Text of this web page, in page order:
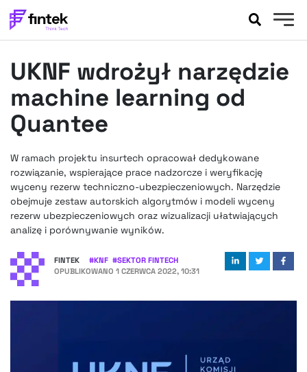
BANKOWOŚĆ
FELIETONY
WYWIADY
PODCASTY
FINTEKEXTRA
OKIEM EKSPERTA
UKNF wdrożył narzędzie
machine learning od
Quantee
W ramach projektu insurtech opracował dedykowane
rozwiązanie, wspierające prace nadzorcze i weryfikację
wyceny rezerw techniczno-ubezpieczeniowych. Narzędzie
obejmuje zestaw autorskich algorytmów i modeli wyceny
rezerw ubezpieczeniowych oraz wizualizacji ułatwiających
analizę i porównywanie wyników.
FINTEK #KNF #SEKTOR FINTECH
OPUBLIKOWANO 1 CZERWCA 2022, 10:31